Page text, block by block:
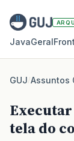
JavaGeral
GUJ/Assuntos
tela do